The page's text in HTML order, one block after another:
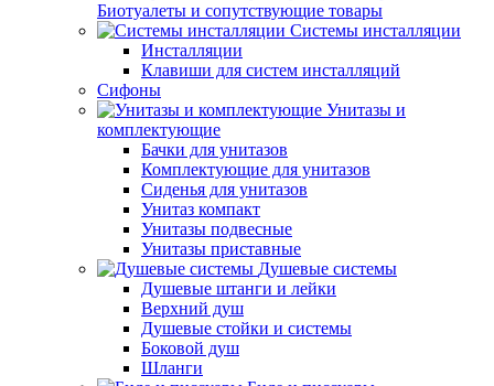
Биотуалеты и сопутствующие товары
Системы инсталляции
Инсталляции
Клавиши для систем инсталляций
Сифоны
Унитазы и
комплектующие
Бачки для унитазов
Комплектующие для унитазов
Сиденья для унитазов
Унитаз компакт
Унитазы подвесные
Унитазы приставные
Душевые системы
Душевые штанги и лейки
Верхний душ
Душевые стойки и системы
Боковой душ
Шланги